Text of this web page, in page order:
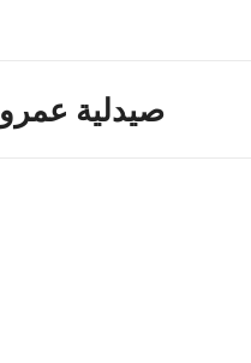
صيدلية عمرو